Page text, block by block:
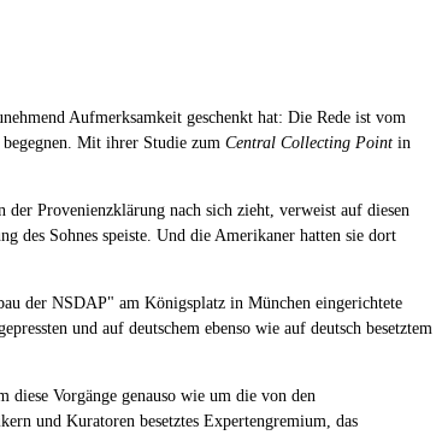
Aufmerksamkeit geschenkt hat: Die Rede ist vom
Mit ihrer Studie zum Central Collecting Point in
Provenienzklärung nach sich zieht, verweist auf diesen
des Sohnes speiste. Und die Amerikaner hatten sie dort
der NSDAP" am Königsplatz in München eingerichtete
und auf deutschem ebenso wie auf deutsch besetztem
Vorgänge genauso wie um die von den
und Kuratoren besetztes Expertengremium, das